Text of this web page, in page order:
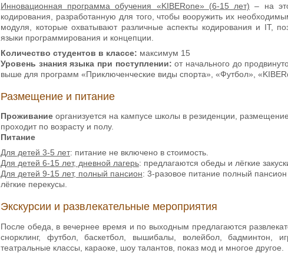
Инновационная программа обучения «KIBERone» (6-15 лет) – на
кодирования, разработанную для того, чтобы вооружить их
модуля, которые охватывают различные аспекты кодирования и IT,
языки программирования и концепции.
Количество студентов в классе: максимум 15
Уровень знания языка при поступлении:от начального до
выше для программ «Приключенческие виды спорта», «Футбол»,
Размещение и питание
Проживание организуется на кампусе школы в резиденции,
проходит по возрасту и полу.
Питание
Для детей 3-5 лет: питание не включено в стоимость.
Для детей 6-15 лет, дневной лагерь: предлагаются обеды и лёгкие
Для детей 9-15 лет, полный пансион: 3-разовое питание полный
лёгкие перекусы.
Экскурсии и развлекательные мероприятия
После обеда, в вечернее время и по выходным предлагаются
снорклинг, футбол, баскетбол, вышибалы, волейбол, бадминтон,
театральные классы, караоке, шоу талантов, показ мод и многое другое.